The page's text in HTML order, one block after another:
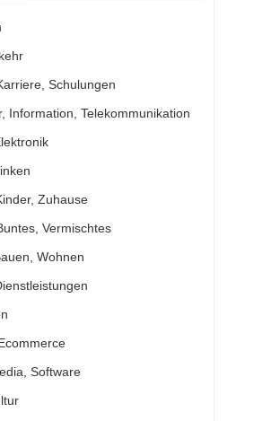
Schulungen
Information, Telekommunikation
Zuhause
Vermischtes
Wohnen
Software